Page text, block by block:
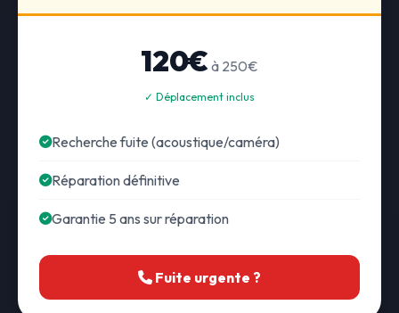
120€ à 250€
✓ Déplacement inclus
Recherche fuite (acoustique/caméra)
Réparation définitive
Garantie 5 ans sur réparation
Fuite urgente ?